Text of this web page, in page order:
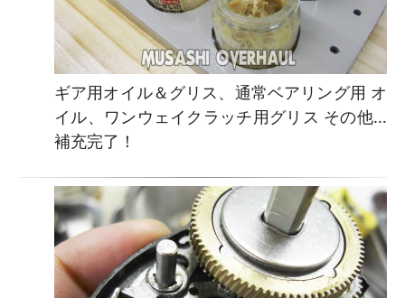
ギア用オイル＆グリス、通常ベアリング用 オ
イル、ワンウェイクラッチ用グリス その他…
補充完了！